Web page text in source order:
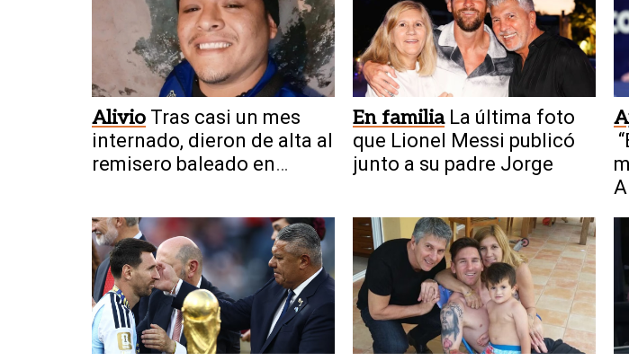
Alivio Tras casi un mes
internado, dieron de alta al
remisero baleado en
En familia La última foto
que Lionel Messi publicó
junto a su padre Jorge